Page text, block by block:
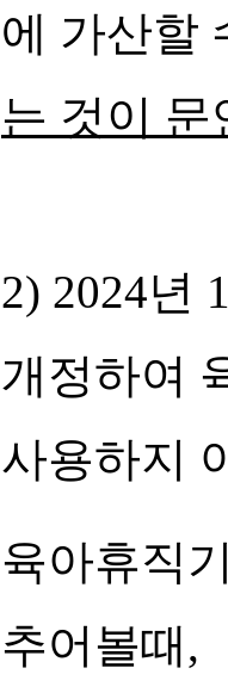
에 가산할
는 것이 문
2) 2024년
개정하여
사용하지
육아휴직
추어볼때,